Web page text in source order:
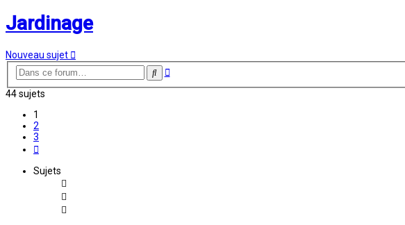
Jardinage
Nouveau sujet
Rechercher
Recherche
44 sujets
1
2
3
Sujets